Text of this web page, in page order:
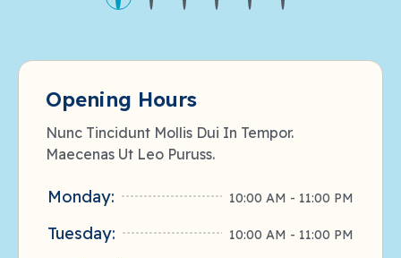
Opening Hours
Nunc Tincidunt Mollis Dui In Tempor.
Maecenas Ut Leo Puruss.
Monday: 10:00 AM - 11:00 PM
Tuesday: 10:00 AM - 11:00 PM